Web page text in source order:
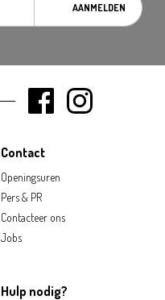
AANMELDEN
Contact
Openingsuren
Pers & PR
Contacteer ons
Jobs
Hulp nodig?